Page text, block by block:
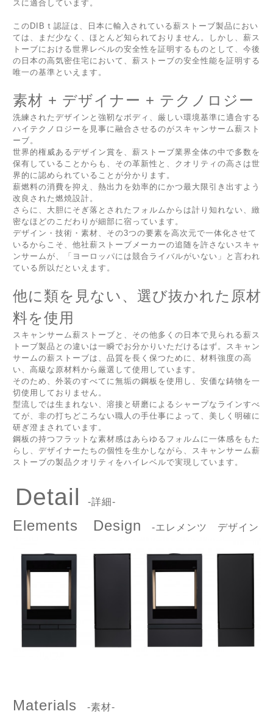
スに適合しています。
このDIBｔ認証は、日本に輸入されている薪ストーブ製品におい
ては、まだ少なく、ほとんど知られておりません。しかし、薪ス
トーブにおける世界レベルの安全性を証明するものとして、今後
の日本の高気密住宅において、薪ストーブの安全性能を証明する
唯一の基準といえます。
素材 + デザイナー + テクノロジー
洗練されたデザインと強靭なボディ、厳しい環境基準に適合する
ハイテクノロジーを見事に融合させるのがスキャンサーム薪スト
ーブ。
世界的権威あるデザイン賞を、薪ストーブ業界全体の中で多数を
保有していることからも、その革新性と、クオリティの高さは世
界的に認められていることが分かります。
薪燃料の消費を抑え、熱出力を効率的にかつ最大限引き出すよう
改良された燃焼設計。
さらに、大胆にそぎ落とされたフォルムからは計り知れない、緻
密なほどのこだわりが細部に宿っています。
デザイン・技術・素材、その3つの要素を高次元で一体化させて
いるからこそ、他社薪ストーブメーカーの追随を許さないスキャ
ンサームが、「ヨーロッパには競合ライバルがいない」と言われ
ている所以だといえます。
他に類を見ない、選び抜かれた原材
料を使用
スキャンサーム薪ストーブと、その他多くの日本で見られる薪ス
トーブ製品との違いは一瞬でお分かりいただけるはず。スキャン
サームの薪ストーブは、品質を長く保つために、材料強度の高
い、高級な原材料から厳選して使用しています。
そのため、外装のすべてに無垢の鋼板を使用し、安価な鋳物を一
切使用しておりません。
型流しでは生まれない、溶接と研磨によるシャープなラインすべ
てが、非の打ちどころない職人の手仕事によって、美しく明確に
研ぎ澄まされています。
鋼板の持つフラットな素材感はあらゆるフォルムに一体感をもた
らし、デザイナーたちの個性を生かしながら、スキャンサーム薪
ストーブの製品クオリティをハイレベルで実現しています。
Detail -詳細-
Elements Design -エレメンツ デザイン
Materials -素材-